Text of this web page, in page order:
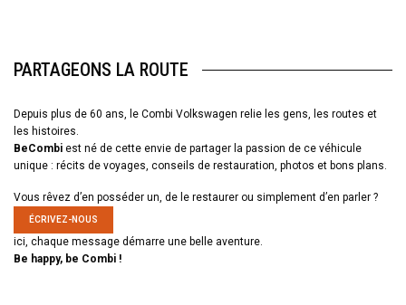
PARTAGEONS LA ROUTE
Depuis plus de 60 ans, le Combi Volkswagen relie les gens, les routes et
les histoires.
BeCombi est né de cette envie de partager la passion de ce véhicule
unique : récits de voyages, conseils de restauration, photos et bons plans.
Vous rêvez d’en posséder un, de le restaurer ou simplement d’en parler ?
ÉCRIVEZ-NOUS
ici, chaque message démarre une belle aventure.
Be happy, be Combi !